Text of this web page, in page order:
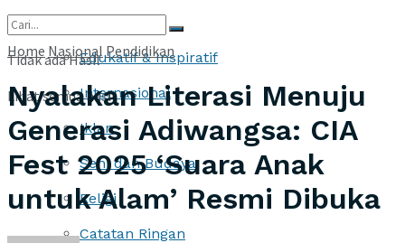
Edukatif & Inspiratif
Internasional
Iklan
Seni dan Budaya
Religi
Catatan Ringan
Tidak ada Hasil
Lihat semua hasil
Home Nasional Pendidikan
Nyalakan Literasi Menuju
Generasi Adiwangsa: CIA
Fest 2025 ‘Suara Anak
untuk Alam’ Resmi Dibuka